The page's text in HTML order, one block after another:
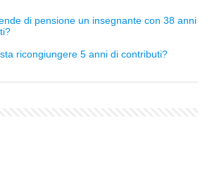
di pensione un insegnante con 38 anni
ricongiungere 5 anni di contributi?